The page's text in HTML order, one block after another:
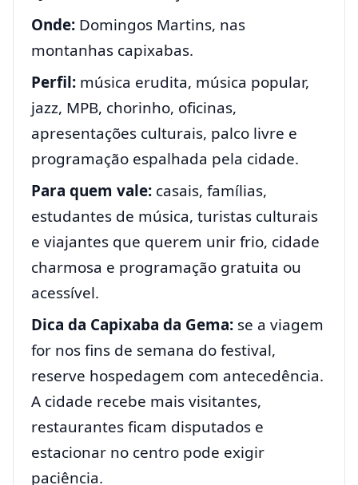
Onde: Domingos Martins, nas
montanhas capixabas.
Perfil: música erudita, música popular,
jazz, MPB, chorinho, oficinas,
apresentações culturais, palco livre e
programação espalhada pela cidade.
Para quem vale: casais, famílias,
estudantes de música, turistas culturais
e viajantes que querem unir frio, cidade
charmosa e programação gratuita ou
acessível.
Dica da Capixaba da Gema: se a viagem
for nos fins de semana do festival,
reserve hospedagem com antecedência.
A cidade recebe mais visitantes,
restaurantes ficam disputados e
estacionar no centro pode exigir
paciência.